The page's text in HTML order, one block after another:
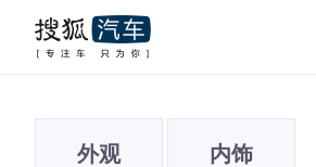
外观 内饰